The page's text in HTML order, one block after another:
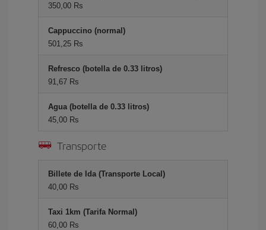
350,00 Rs
Cappuccino (normal)
501,25 Rs
Refresco (botella de 0.33 litros)
91,67 Rs
Agua (botella de 0.33 litros)
45,00 Rs
Transporte
Billete de Ida (Transporte Local)
40,00 Rs
Taxi 1km (Tarifa Normal)
60,00 Rs